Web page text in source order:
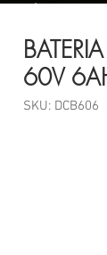
60V
SKU: DCB606